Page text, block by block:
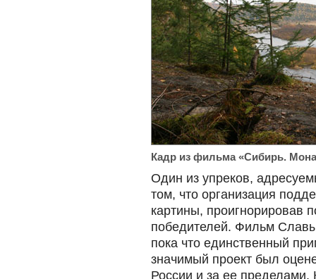
Кадр из фильма «Сибирь.
Один из упреков,
том, что организация
картины, проигнорировав
победителей. Фильм
пока что единственный
значимый проект был
России и за ее пределами.